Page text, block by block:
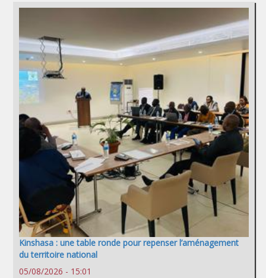
Kinshasa : une table ronde pour repenser l’aménagement
du territoire national
05/08/2026 - 15:01